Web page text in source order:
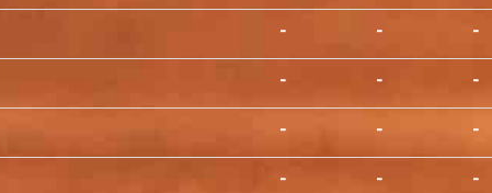
- - -
- - -
- - -
- - -